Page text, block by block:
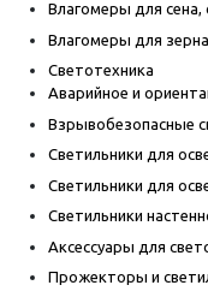
Влагомеры для сена,
Влагомеры для
Светотехника
Аварийное и
Взрывобезопасные
Светильники для
Светильники для
Светильники
Аксессуары для
Прожекторы и